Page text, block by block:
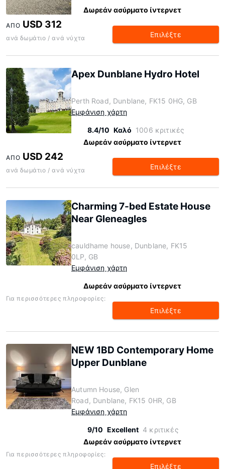
Δωρεάν ασύρματο ίντερνετ
ΑΠΌ USD 312
ανά δωμάτιο / ανά νύχτα Επιλέξτε
Apex Dunblane Hydro Hotel
Perth Road, Dunblane, FK15 0HG, GB
Εμφάνιση χάρτη
8.4/10 Καλό 1006 κριτικές
Δωρεάν ασύρματο ίντερνετ
ΑΠΌ USD 242
ανά δωμάτιο / ανά νύχτα Επιλέξτε
Charming 7-bed Estate House
Near Gleneagles
cauldhame house, Dunblane, FK15
0LP, GB
Εμφάνιση χάρτη
Δωρεάν ασύρματο ίντερνετ
Για περισσότερες πληροφορίες:
Επιλέξτε
NEW 1BD Contemporary Home
Upper Dunblane
Autumn House, Glen
Road, Dunblane, FK15 0HR, GB
Εμφάνιση χάρτη
9/10 Excellent 4 κριτικές
Δωρεάν ασύρματο ίντερνετ
Για περισσότερες πληροφορίες:
Επιλέξτε